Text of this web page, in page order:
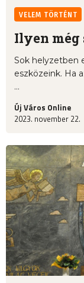
VELEM TÖRTÉNT
Ilyen még
Sok helyzetben
eszközeink. Ha
...
Új Város Online
2023. november 22.